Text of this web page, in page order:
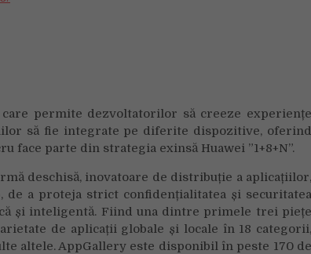
permite dezvoltatorilor să creeze experiențe
să fie integrate pe diferite dispozitive, oferind
parte din strategia exinsă Huawei ”1+8+N”.
deschisă, inovatoare de distribuție a aplicațiilor,
de a proteja strict confidențialitatea și securitatea
și inteligentă. Fiind una dintre primele trei piețe
de aplicații globale și locale în 18 categorii,
altele. AppGallery este disponibil în peste 170 de